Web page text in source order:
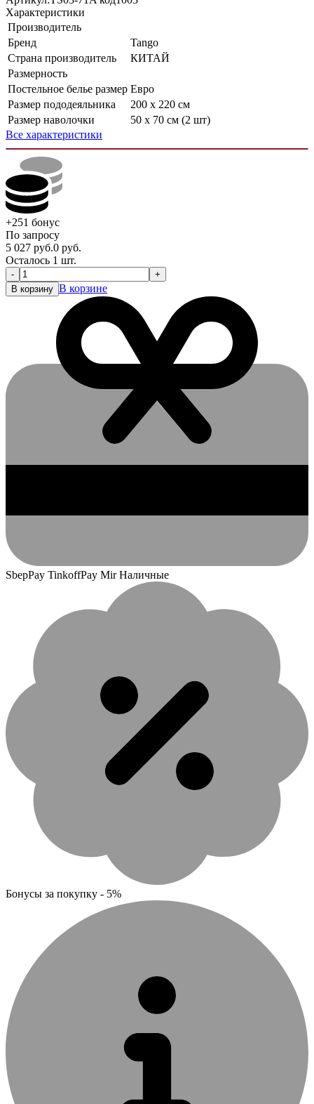
Характеристики
Производитель
Бренд
Tango
Страна производитель
КИТАЙ
Размерность
Постельное белье размер Евро
Размер пододеяльника
200 х 220 см
Размер наволочки
50 х 70 см (2 шт)
Все характеристики
+251 бонус
По запросу
5 027 руб.0 руб.
Осталось 1 шт.
-
+
В корзину В корзине
SbepPay TinkoffPay Mir Наличные
Бонусы за покупку - 5%